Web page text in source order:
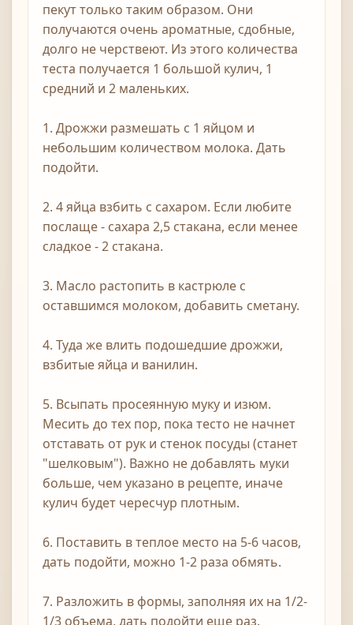
пекут только таким образом. Они
получаются очень ароматные, сдобные,
долго не черствеют. Из этого количества
теста получается 1 большой кулич, 1
средний и 2 маленьких.
1. Дрожжи размешать с 1 яйцом и
небольшим количеством молока. Дать
подойти.
2. 4 яйца взбить с сахаром. Если любите
послаще - сахара 2,5 стакана, если менее
сладкое - 2 стакана.
3. Масло растопить в кастрюле с
оставшимся молоком, добавить сметану.
4. Туда же влить подошедшие дрожжи,
взбитые яйца и ванилин.
5. Всыпать просеянную муку и изюм.
Месить до тех пор, пока тесто не начнет
отставать от рук и стенок посуды (станет
"шелковым"). Важно не добавлять муки
больше, чем указано в рецепте, иначе
кулич будет чересчур плотным.
6. Поставить в теплое место на 5-6 часов,
дать подойти, можно 1-2 раза обмять.
7. Разложить в формы, заполняя их на 1/2-
1/3 объема, дать подойти еще раз.